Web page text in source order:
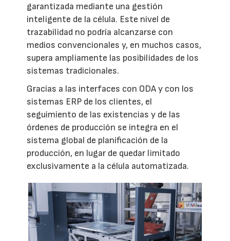
garantizada mediante una gestión
inteligente de la célula. Este nivel de
trazabilidad no podría alcanzarse con
medios convencionales y, en muchos casos,
supera ampliamente las posibilidades de los
sistemas tradicionales.
Gracias a las interfaces con ODA y con los
sistemas ERP de los clientes, el
seguimiento de las existencias y de las
órdenes de producción se integra en el
sistema global de planificación de la
producción, en lugar de quedar limitado
exclusivamente a la célula automatizada.